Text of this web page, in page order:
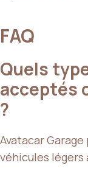
FAQ
Quels
acceptés
?
Avatacar
véhicules